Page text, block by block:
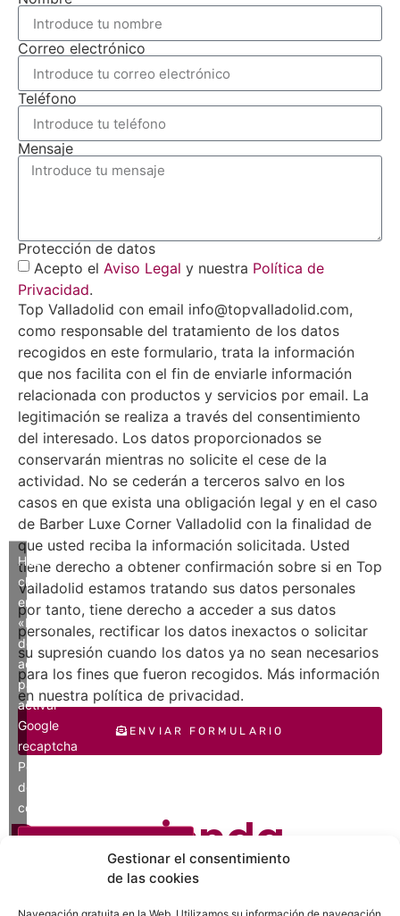
Gestionar el consentimiento
de las cookies
Correo electrónico
Teléfono
Mensaje
Protección de datos
Acepto el Aviso Legal y nuestra Política de
Privacidad.
Top Valladolid con email info@topvalladolid.com,
como responsable del tratamiento de los datos
recogidos en este formulario, trata la información
que nos facilita con el fin de enviarle información
relacionada con productos y servicios por email. La
legitimación se realiza a través del consentimiento
del interesado. Los datos proporcionados se
conservarán mientras no solicite el cese de la
actividad. No se cederán a terceros salvo en los
casos en que exista una obligación legal y en el caso
de Barber Luxe Corner Valladolid con la finalidad de
que usted reciba la información solicitada. Usted
tiene derecho a obtener confirmación sobre si en Top
Valladolid estamos tratando sus datos personales
por tanto, tiene derecho a acceder a sus datos
personales, rectificar los datos inexactos o solicitar
su supresión cuando los datos ya no sean necesarios
para los fines que fueron recogidos. Más información
en nuestra política de privacidad.
Haz
clic
en
«Estoy
de
acuerdo»
para
activar
Google
recaptcha
Política
de
cookies
ENVIAR FORMULARIO
Recomienda
Barber Luxe